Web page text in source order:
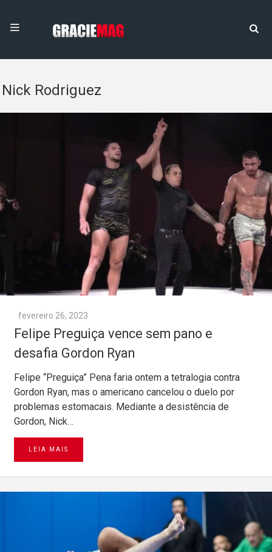
Nick Rodriguez
fevereiro 26, 2023
Felipe Preguiça vence sem pano e
desafia Gordon Ryan
Felipe “Preguiça” Pena faria ontem a tetralogia contra
Gordon Ryan, mas o americano cancelou o duelo por
problemas estomacais. Mediante a desistência de
Gordon, Nick…
LEIA MAIS